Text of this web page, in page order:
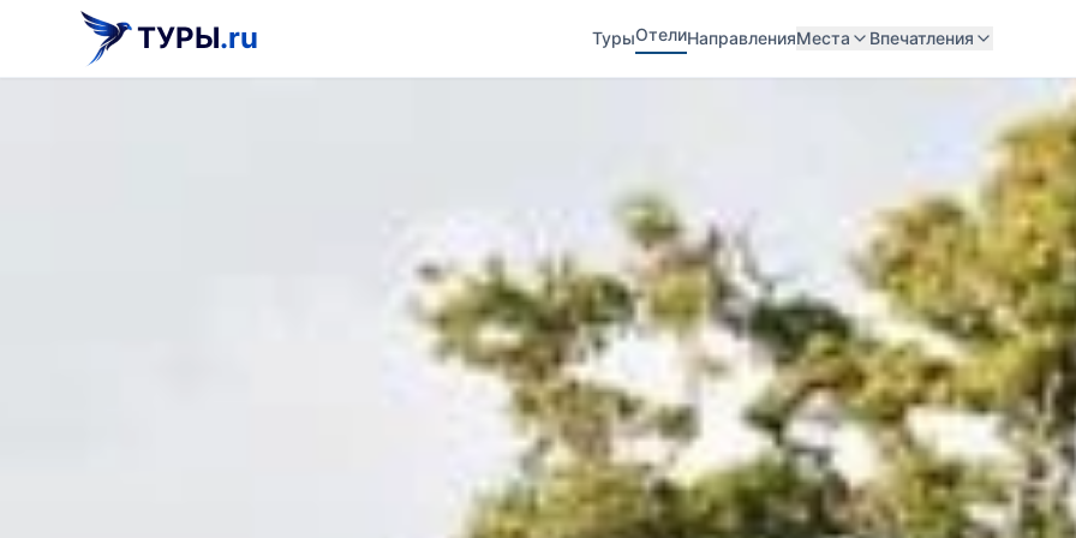
ТУРЫ.ru ТурыОтелиНаправленияМеста Впечатления